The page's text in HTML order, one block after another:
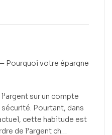
Pourquoi votre épargne
sur un compte
Pourtant, dans
cette habitude est
de l’argent ch…